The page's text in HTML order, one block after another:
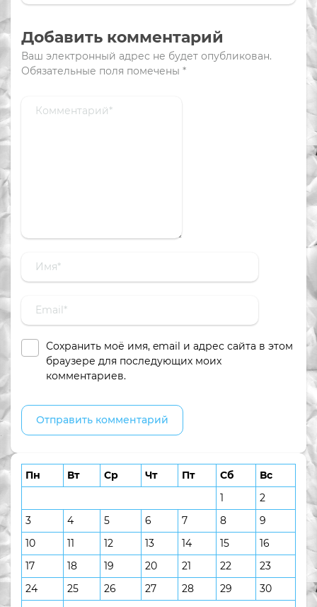
Добавить комментарий
Ваш электронный адрес не будет опубликован.
Обязательные поля помечены *
Сохранить моё имя, email и адрес сайта в этом
браузере для последующих моих
комментариев.
Пн Вт Ср Чт Пт Сб
Вс
1
2
3
4 5 6 7 8
9
10
11 12 13 14 15
16
17
18 19 20 21 22
23
24
25 26 27 28 29
30